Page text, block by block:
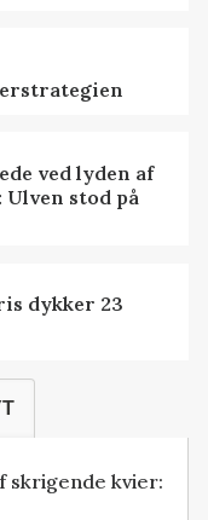
ved lyden af
stod på
dykker 23
skrigende kvier: